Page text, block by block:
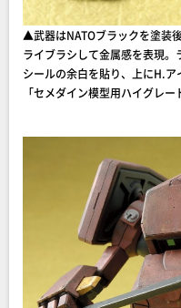
▲武器はNATOブラックを塗装
ライブラシして金属感を表現
シールの余白を貼り、上にH.
「セメダイン模型用ハイグレ